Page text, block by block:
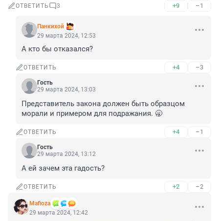
ОТВЕТИТЬ 3 +9 –1
Панкихой
29 марта 2024, 12:53
А кто бы отказался?
ОТВЕТИТЬ +4 –3
Гость
29 марта 2024, 13:03
Представитель закона должен быть образцом
морали и примером для подражания. 🥱
ОТВЕТИТЬ +4 –1
Гость
29 марта 2024, 13:12
А ей зачем эта гадость?
ОТВЕТИТЬ +2 –2
Mafioza
29 марта 2024, 12:42